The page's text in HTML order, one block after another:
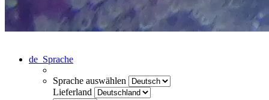
de Sprache
Sprache auswählen
Lieferland